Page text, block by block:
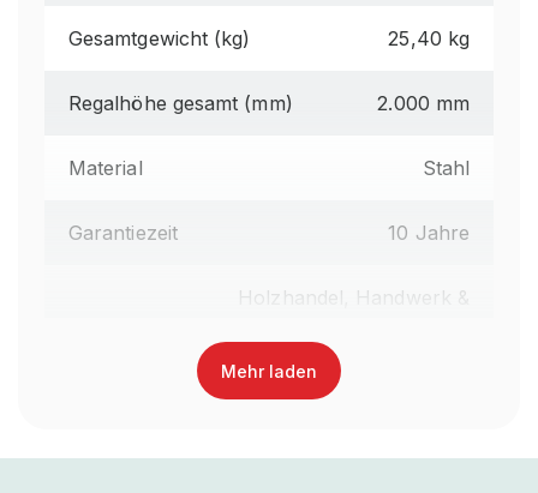
Gesamtgewicht (kg) 25,40 kg
Regalhöhe gesamt (mm) 2.000 mm
Material Stahl
Garantiezeit 10 Jahre
Brancheneignung
Holzhandel, Handwerk &
Fertigung, Auto &
Garage, E-Commerce &
Getränke, Fashion,
Mehr laden